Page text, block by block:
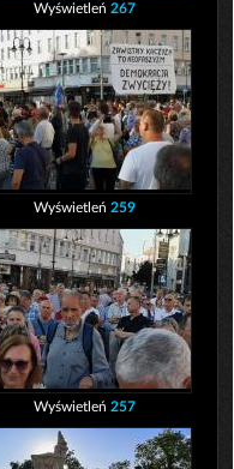
Wyświetleń 267
Wyświetleń 259
Wyświetleń 257